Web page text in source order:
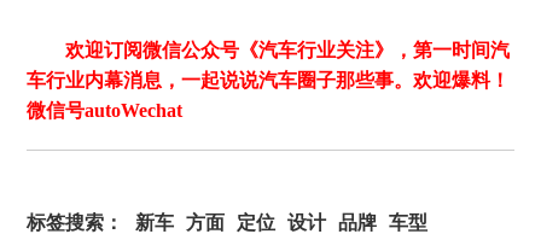
欢迎订阅微信公众号《汽车行业关注》，第一时间汽
车行业内幕消息，一起说说汽车圈子那些事。欢迎爆料！
微信号autoWechat
标签搜索： 新车 方面 定位 设计 品牌
车型